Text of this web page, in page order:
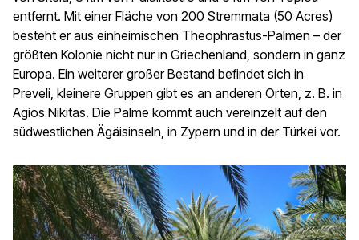
entfernt. Mit einer Fläche von 200 Stremmata (50 Acres)
besteht er aus einheimischen Theophrastus-Palmen – der
größten Kolonie nicht nur in Griechenland, sondern in ganz
Europa. Ein weiterer großer Bestand befindet sich in
Preveli, kleinere Gruppen gibt es an anderen Orten, z. B. in
Agios Nikitas. Die Palme kommt auch vereinzelt auf den
südwestlichen Ägäisinseln, in Zypern und in der Türkei vor.